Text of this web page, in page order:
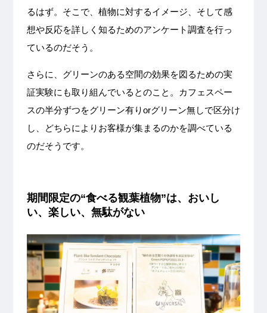
るはず。そこで、植物に対するイメージ、そして感
想や反応を詳しく知るためのアンケート調査を行っ
ているのだそう。
さらに、グリーンのある空間の効果を図るための実
証実験にも取り組んでいるとのこと。カフェスペー
スの半分ずつをグリーン有りorグリーン無しで区分け
し、どちらによりお客様が集まるのかを調べている
のだそうです。
期間限定の“食べる観葉植物”は、おいし
い、楽しい、無駄がない